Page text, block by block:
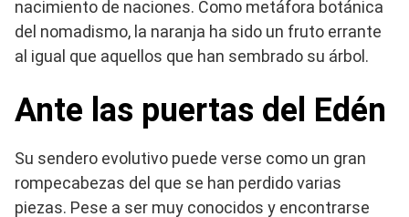
nacimiento de naciones. Como metáfora botánica
del nomadismo, la naranja ha sido un fruto errante
al igual que aquellos que han sembrado su árbol.
Ante las puertas del Edén
Su sendero evolutivo puede verse como un gran
rompecabezas del que se han perdido varias
piezas. Pese a ser muy conocidos y encontrarse